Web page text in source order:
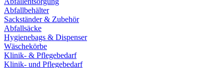
Abfallbehälter
Sackständer & Zubehör
Abfallsäcke
Hygienebags & Dispenser
Wäschekörbe
Klinik- & Pflegebedarf
Klinik- und Pflegebedarf